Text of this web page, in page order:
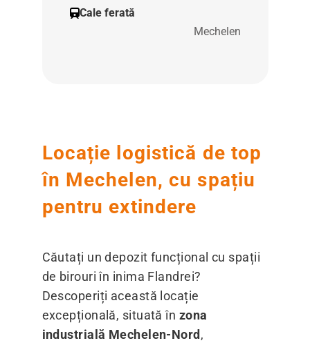
Locație logistică de top
în Mechelen, cu spațiu
pentru extindere
Căutați un depozit funcțional cu spații
de birouri în inima Flandrei?
Descoperiți această locație
excepțională, situată în zona
industrială Mechelen-Nord ,
Cale ferată
Mechelen